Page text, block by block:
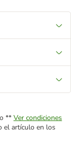
** Ver condiciones
el artículo en los